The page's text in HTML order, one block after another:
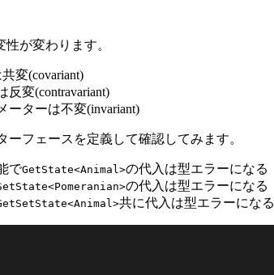
が変わります。
変(covariant)
変(contravariant)
ーターは不変(invariant)
フェースを定義して確認してみます。
でGetState<Animal>の代入は型エラーになる
の代入は型エラーになる
共に代入は型エラーになる